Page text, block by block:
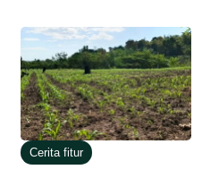
Cerita fitur